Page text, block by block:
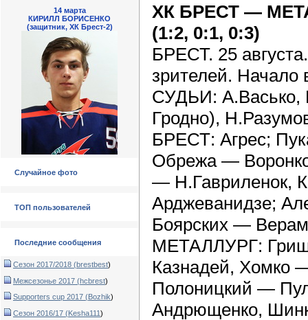
14 марта
КИРИЛЛ БОРИСЕНКО
(защитник, ХК Брест-2)
Случайное фото
ТОП пользователей
Последние сообщения
Сезон 2017/2018 (brestbest)
Межсезонье 2017 (hcbrest)
Supporters cup 2017 (Bozhik)
Сезон 2016/17 (Kesha111)
ХК БРЕСТ —
(1:2, 0:1, 0:3)
БРЕСТ. 25
зрителей. Начало
СУДЬИ: А.Васько,
Гродно),
БРЕСТ: Агрес;
Обрежа —
— Н.Гавриленок,
Арджеванидзе;
Боярских —
МЕТАЛЛУРГ:
Казнадей, Хомко
Полоницкий —
Андрющенко,